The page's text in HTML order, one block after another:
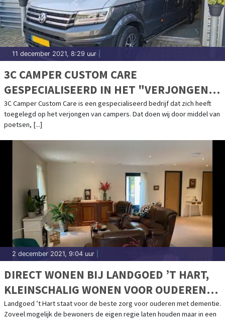
11 december 2021, 8:29 uur
3C CAMPER CUSTOM CARE
GESPECIALISEERD IN HET "VERJONGEN"
VAN CAMPERS
3C Camper Custom Care is een gespecialiseerd bedrijf dat zich heeft
toegelegd op het verjongen van campers. Dat doen wij door middel van
poetsen, [...]
2 december 2021, 9:04 uur
DIRECT WONEN BIJ LANDGOED ’T HART,
KLEINSCHALIG WONEN VOOR OUDEREN
MET DEMENTIE
Landgoed ’t Hart staat voor de beste zorg voor ouderen met dementie.
Zoveel mogelijk de bewoners de eigen regie laten houden maar in een